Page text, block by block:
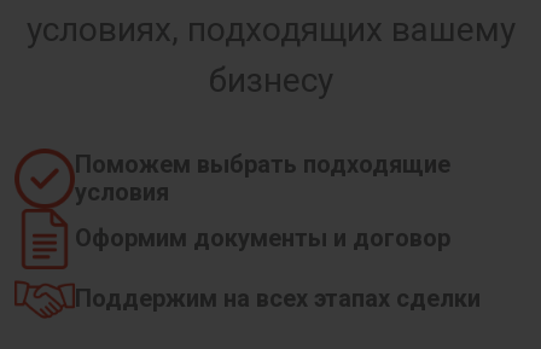
условиях, подходящих вашему
бизнесу
Поможем выбрать подходящие
условия
Оформим документы и договор
Поддержим на всех этапах сделки